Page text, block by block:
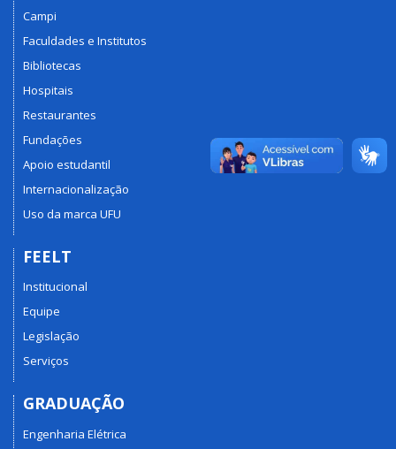
Campi
Faculdades e Institutos
Bibliotecas
Hospitais
Restaurantes
Fundações
Apoio estudantil
Internacionalização
Uso da marca UFU
FEELT
Institucional
Equipe
Legislação
Serviços
GRADUAÇÃO
Engenharia Elétrica